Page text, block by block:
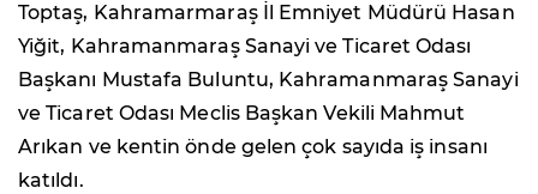
Toptaş, Kahramarmaraş İl Emniyet Müdürü Hasan
Yiğit, Kahramanmaraş Sanayi ve Ticaret Odası
Başkanı Mustafa Buluntu, Kahramanmaraş Sanayi
ve Ticaret Odası Meclis Başkan Vekili Mahmut
Arıkan ve kentin önde gelen çok sayıda iş insanı
katıldı.